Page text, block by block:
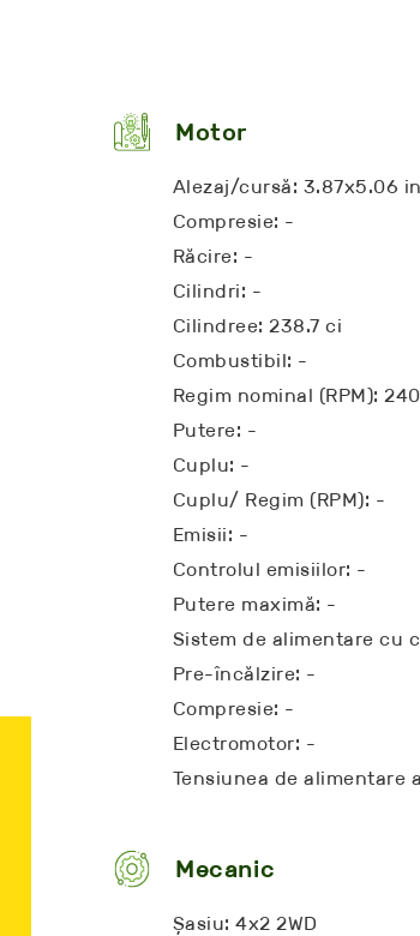
Motor
Alezaj/cursă: 3.87x5.06
Compresie: -
Răcire: -
Cilindri: -
Cilindree: 238.7 ci
Combustibil: -
Regim nominal (RPM):
Putere: -
Cuplu: -
Cuplu/ Regim (RPM): -
Emisii: -
Controlul emisiilor: -
Putere maximă: -
Sistem de alimentare cu
Pre-încălzire: -
Compresie: -
Electromotor: -
Tensiunea de alimentare
Mecanic
Șasiu: 4x2 2WD